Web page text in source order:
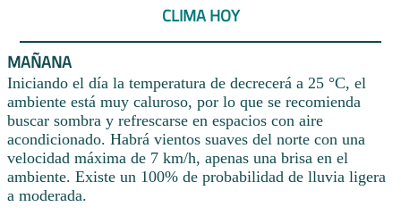
CLIMA HOY
MAÑANA
Iniciando el día la temperatura de decrecerá a 25 °C, el
ambiente está muy caluroso, por lo que se recomienda
buscar sombra y refrescarse en espacios con aire
acondicionado. Habrá vientos suaves del norte con una
velocidad máxima de 7 km/h, apenas una brisa en el
ambiente. Existe un 100% de probabilidad de lluvia ligera
a moderada.